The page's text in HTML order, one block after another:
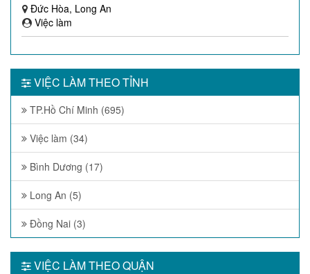
Đức Hòa, Long An
Việc làm
VIỆC LÀM THEO TỈNH
TP.Hồ Chí Minh (695)
Việc làm (34)
Bình Dương (17)
Long An (5)
Đồng Nai (3)
VIỆC LÀM THEO QUẬN